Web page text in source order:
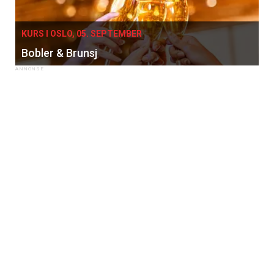
KURS I OSLO, 05. SEPTEMBER
Bobler & Brunsj